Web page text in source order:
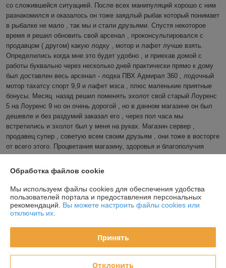
со сложившейся ситуацией. После всех манипуляций хорошо с ним
разнакомился и оказалось он тоже заядлый рыбак который понимает
в рыбалке не мало , так мы и стали друзьями. Спустя некоторое
время я решил обновить свой арсенал , проконсультировался с
продавцом ( другом) какую лодку , мотор и лафет лучше взять.
Определились когда мне это будет удобно , и приехав домой с
работы буквально через несколько дней практически прямо к дому
был доставлен весь арсенал - лодка ПВХ Адмирал 360 , лодочный
мотор тахатсу спорт 9,9 и лафет мзса , плюс маленькие приятные
бонусы. Месяц  назад решил поменять эхолот свой старый Лоуренс
5 на Лоуренс 9 но он очень дорогой , но в данном магазине он был
дешевле и без раздумий заказал его , через пол часа мы
встретились и эхолот был у меня на руках. Магазин сервер ,
продавец супер , советую всем своим друзьям , они тоже в восторге
от всего этого. Процветания магазину, здоровья и благополучия
продавцу и его близким.
Отлично
7 TRIPLESHOT. Эхолот был доставлен в  срок, прямо до двери.
Перед покупкой получил от продавца много информации и хороших
советов. Все было очень полезно и интересно. Было приятно
Обработка файлов cookie
Мы используем файлы cookies для обеспечения удобства
пользователей портала и предоставления персональных
рекомендаций. Вы можете настроить файлы cookies или
отключить их.
Принять
Отклонить